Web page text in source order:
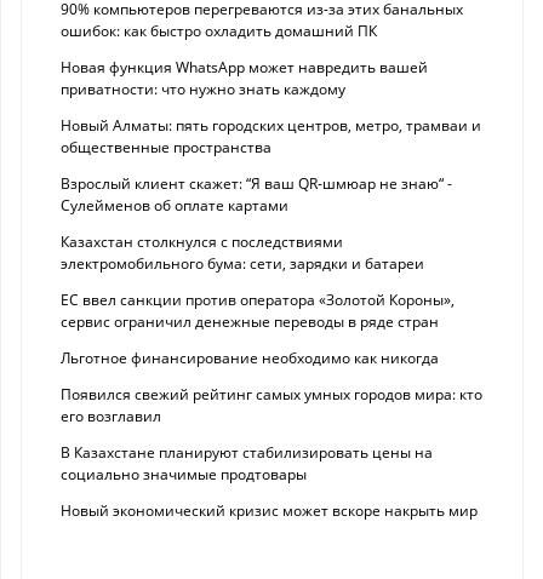
90% компьютеров перегреваются из-за этих банальных
ошибок: как быстро охладить домашний ПК
Новая функция WhatsApp может навредить вашей
приватности: что нужно знать каждому
Новый Алматы: пять городских центров, метро, трамваи и
общественные пространства
Взрослый клиент скажет: “Я ваш QR-шмюар не знаю“ -
Сулейменов об оплате картами
Казахстан столкнулся с последствиями
электромобильного бума: сети, зарядки и батареи
ЕС ввел санкции против оператора «Золотой Короны»,
сервис ограничил денежные переводы в ряде стран
Льготное финансирование необходимо как никогда
Появился свежий рейтинг самых умных городов мира: кто
его возглавил
В Казахстане планируют стабилизировать цены на
социально значимые продтовары
Новый экономический кризис может вскоре накрыть мир